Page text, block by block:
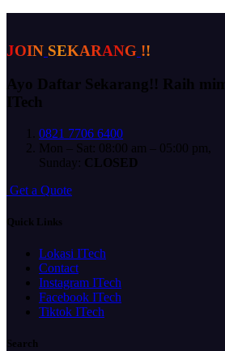
JOIN SEKARANG !!
Ayo Daftar Sekarang!! Raih
ITech
0821 7706 6400
Mon – Sat: 08:00 am – 05:00 pm,
Sunday: CLOSED
Get a Quote
Quick Links
Lokasi ITech
Contact
Instagram ITech
Facebook ITech
Tiktok ITech
Search